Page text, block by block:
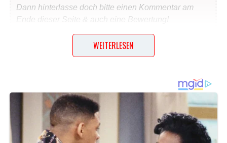
Dann hinterlasse doch bitte einen Kommentar am
Ende dieser Seite & auch eine Bewertung!
Und so wird es gemacht…
Butter, Zucker, Vanillezucker, Salz und Eier in eine
Dann die Buttermilch hinzugeben und verrühren.
Mehl und Backpulver sieben und nach und nach bei
ständigem Rühren dazugeben, bis ein dünnflüssiger
Teig entstanden ist.
WEITERLESEN